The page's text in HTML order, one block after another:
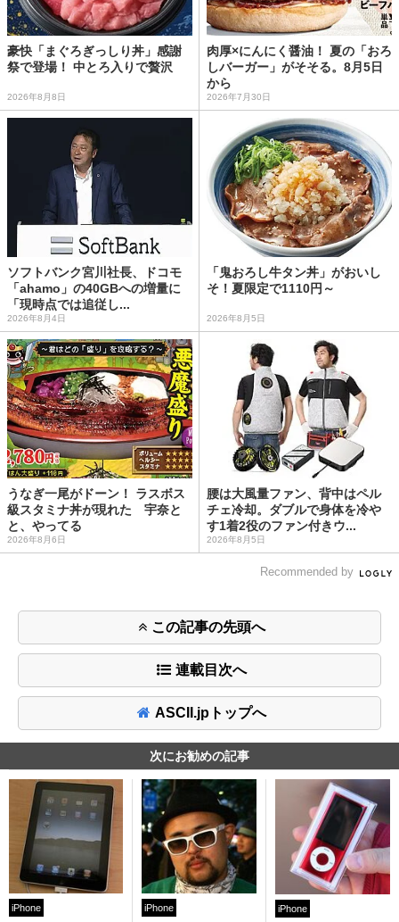
豪快「まぐろぎっしり丼」感謝
祭で登場！ 中とろ入りで贅沢
2026年8月8日
肉厚×にんにく醤油！ 夏の「おろ
しバーガー」がそそる。8月5日
から
2026年7月30日
ソフトバンク宮川社長、ドコモ
「ahamo」の40GBへの増量に
「現時点では追従し...
2026年8月4日
「鬼おろし牛タン丼」がおいし
そ！夏限定で1110円～
2026年8月5日
うなぎ一尾がドーン！ ラスボス
級スタミナ丼が現れた 宇奈と
と、やってる
2026年8月6日
腰は大風量ファン、背中はペル
チェ冷却。ダブルで身体を冷や
す1着2役のファン付きウ...
2026年8月5日
Recommended by
この記事の先頭へ
連載目次へ
ASCII.jpトップへ
次にお勧めの記事
iPhone iPhone iPhone